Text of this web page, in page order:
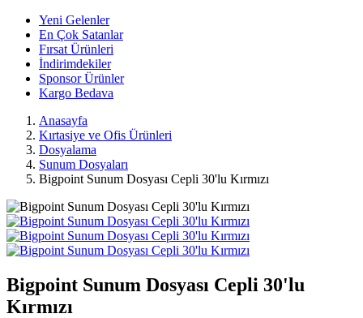
Yeni Gelenler
En Çok Satanlar
Fırsat Ürünleri
İndirimdekiler
Sponsor Ürünler
Kargo Bedava
Anasayfa
Kırtasiye ve Ofis Ürünleri
Dosyalama
Sunum Dosyaları
Bigpoint Sunum Dosyası Cepli 30'lu Kırmızı
Bigpoint Sunum Dosyası Cepli 30'lu
Kırmızı